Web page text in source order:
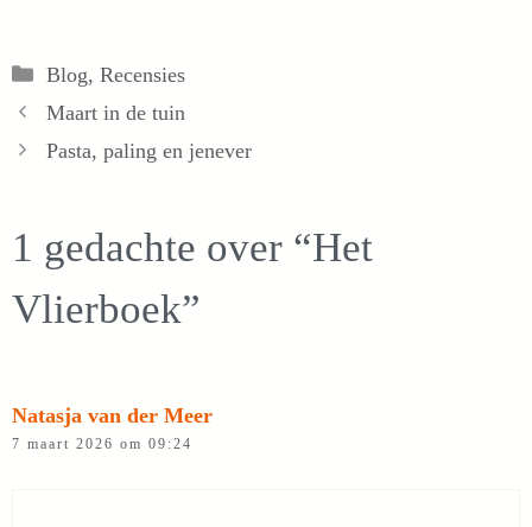
Categorieën
Blog, Recensies
Maart in de tuin
Pasta, paling en jenever
1 gedachte over “Het
Vlierboek”
Natasja van der Meer
7 maart 2026 om 09:24